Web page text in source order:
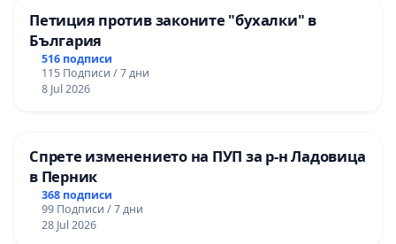
Петиция против законите "бухалки" в
България
516 подписи
115 Подписи / 7 дни
8 Jul 2026
Спрете изменението на ПУП за р-н Ладовица
в Перник
368 подписи
99 Подписи / 7 дни
28 Jul 2026